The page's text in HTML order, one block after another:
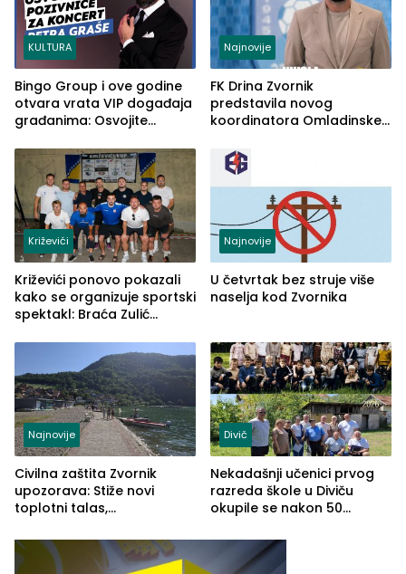
KULTURA
Bingo Group i ove godine
otvara vrata VIP događaja
građanima: Osvojite
Graše
Najnovije
FK Drina Zvornik
predstavila novog
koordinatora Omladinske
Križevići
Križevići ponovo pokazali
kako se organizuje sportski
spektakl: Braća Zulić
Najnovije
U četvrtak bez struje više
naselja kod Zvornika
Najnovije
Civilna zaštita Zvornik
upozorava: Stiže novi
toplotni talas,
Divič
Nekadašnji učenici prvog
razreda škole u Diviču
okupile se nakon 50
Pašić im održao čas
(FOTO)